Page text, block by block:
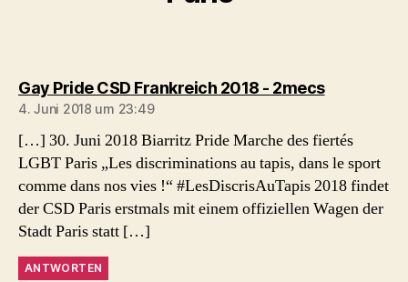
Gay Pride CSD Frankreich 2018 - 2mecssagt:
4. Juni 2018 um 23:49
[…] 30. Juni 2018 Biarritz Pride Marche des fiertés
LGBT Paris „Les discriminations au tapis, dans le sport
comme dans nos vies !“ #LesDiscrisAuTapis 2018 findet
der CSD Paris erstmals mit einem offiziellen Wagen der
Stadt Paris statt […]
ANTWORTEN